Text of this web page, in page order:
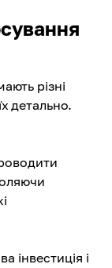
різні
детально.
інвестиція і